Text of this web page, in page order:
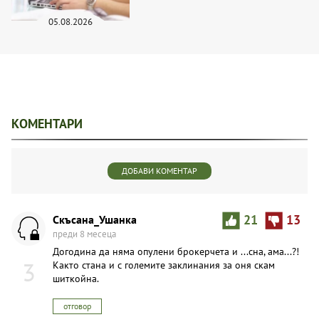
05.08.2026
КОМЕНТАРИ
ДОБАВИ КОМЕНТАР
3
21 13
Скъсана_Ушанка
преди 8 месеца
Догодина да няма опулени брокерчета и ...сна, ама...?!
Както стана и с големите заклинания за оня скам
шиткойна.
отговор